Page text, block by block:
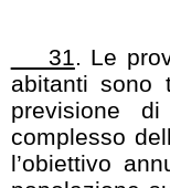
31. Le
abitanti sono
previsione
complesso
l’obiettivo